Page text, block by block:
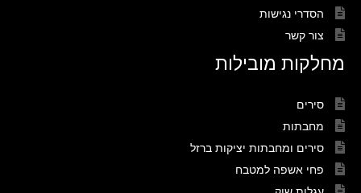
הסדרי נגישות
צור קשר
מחלקות מובילות
סירים
מחבתות
סירים ומחבתות יציקות ברזל
פחי אשפה למטבח